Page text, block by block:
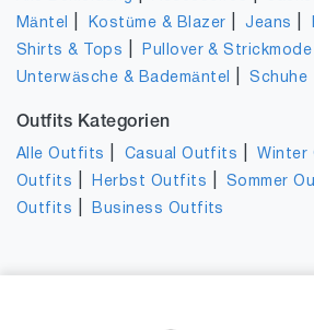
Mäntel Kostüme & Blazer |Jeans
Shirts & Tops Pullover & Strickmode
Unterwäsche & Bademäntel |Schuhe
Outfits Kategorien
Alle Outfits Casual Outfits |Winter
Outfits
Herbst Outfits Sommer
Outfits
Business Outfits